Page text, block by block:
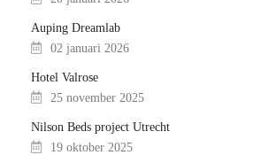
Auping Dreamlab
02 januari 2026
Hotel Valrose
25 november 2025
Nilson Beds project Utrecht
19 oktober 2025